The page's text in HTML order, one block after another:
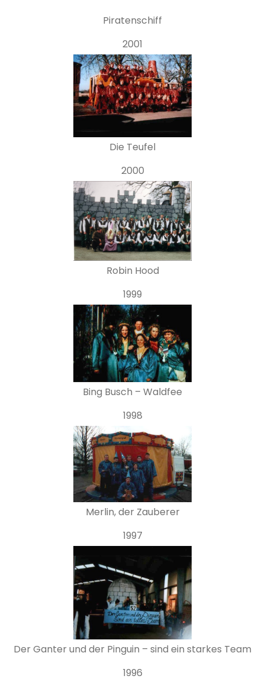
Piratenschiff
2001
Die Teufel
2000
Robin Hood
1999
Bing Busch – Waldfee
1998
Merlin, der Zauberer
1997
Der Ganter und der Pinguin – sind ein starkes Team
1996